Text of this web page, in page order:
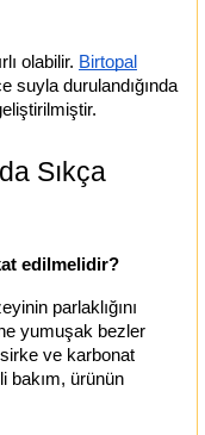
olabilir. Birtopal
suyla durulandığında
Sıkça
edilmelidir?
parlaklığını
yumuşak bezler
sirke ve karbonat
bakım, ürünün